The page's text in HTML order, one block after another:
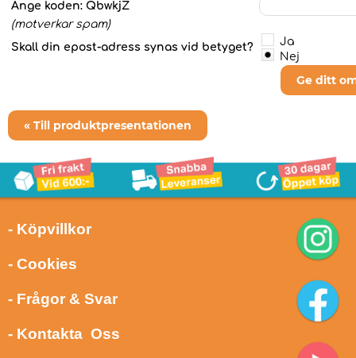
Ange koden: QbwkjZ
(motverkar spam)
Skall din epost-adress synas vid betyget?
Ja
Nej
Ge ditt
« Till produktpresentationen
- Köpvillkor
- Cookies
- Frågor & Svar
- Kontakta Oss